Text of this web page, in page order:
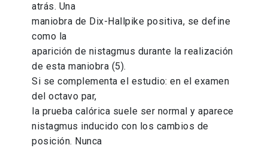
atrás. Una
maniobra de Dix-Hallpike positiva, se define
como la
aparición de nistagmus durante la realización
de esta maniobra (5).
Si se complementa el estudio: en el examen
del octavo par,
la prueba calórica suele ser normal y aparece
nistagmus inducido con los cambios de
posición. Nunca